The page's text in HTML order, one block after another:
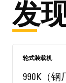
发
轮式装载机
990K（钢